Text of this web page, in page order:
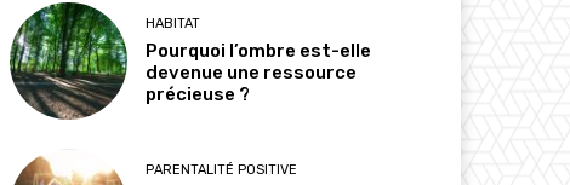
HABITAT
Pourquoi l’ombre est-elle
devenue une ressource
précieuse ?
PARENTALITÉ POSITIVE